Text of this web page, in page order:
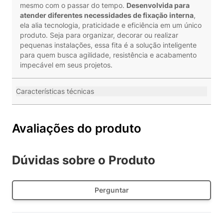
mesmo com o passar do tempo. Desenvolvida para
atender diferentes necessidades de fixação interna,
ela alia tecnologia, praticidade e eficiência em um único
produto. Seja para organizar, decorar ou realizar
pequenas instalações, essa fita é a solução inteligente
para quem busca agilidade, resistência e acabamento
impecável em seus projetos.
Características técnicas
Avaliações do produto
Dúvidas sobre o Produto
Perguntar